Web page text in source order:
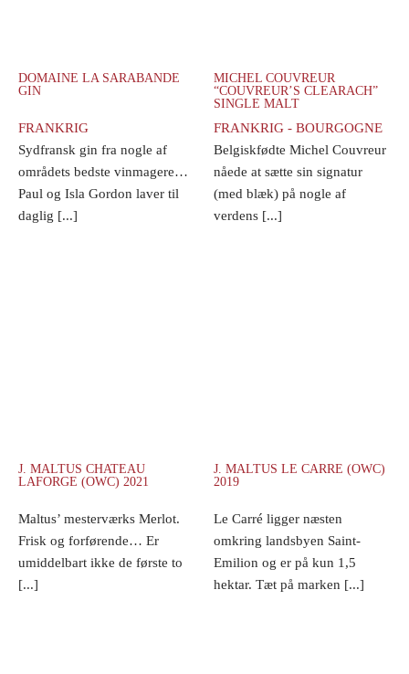
DOMAINE LA SARABANDE
GIN
FRANKRIG
Sydfransk gin fra nogle af
områdets bedste vinmagere…
Paul og Isla Gordon laver til
daglig [...]
MICHEL COUVREUR
“COUVREUR’S CLEARACH”
SINGLE MALT
FRANKRIG - BOURGOGNE
Belgiskfødte Michel Couvreur
nåede at sætte sin signatur
(med blæk) på nogle af
verdens [...]
J. MALTUS CHATEAU
LAFORGE (OWC) 2021
Maltus’ mesterværks Merlot.
Frisk og forførende… Er
umiddelbart ikke de første to
[...]
J. MALTUS LE CARRE (OWC)
2019
Le Carré ligger næsten
omkring landsbyen Saint-
Emilion og er på kun 1,5
hektar. Tæt på marken [...]